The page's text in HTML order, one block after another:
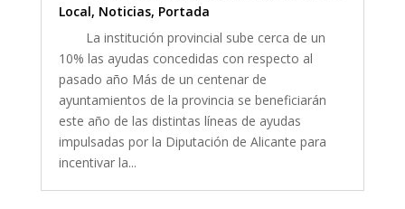
Local, Noticias, Portada
La institución provincial sube cerca de un
10% las ayudas concedidas con respecto al
pasado año Más de un centenar de
ayuntamientos de la provincia se beneficiarán
este año de las distintas líneas de ayudas
impulsadas por la Diputación de Alicante para
incentivar la...